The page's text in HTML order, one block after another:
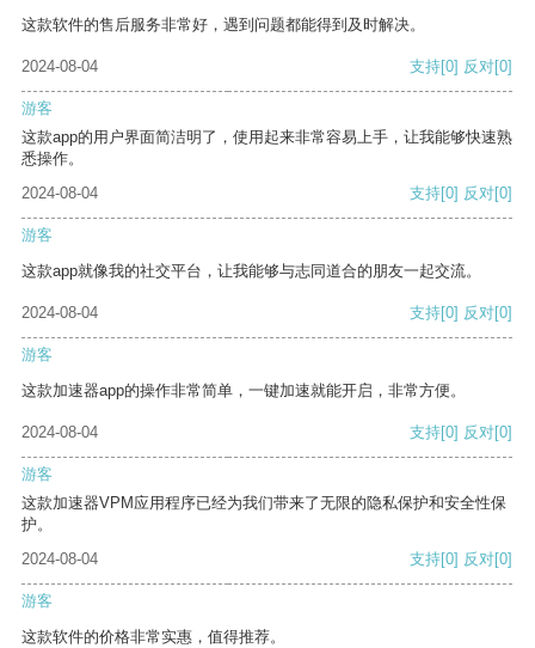
这款软件的售后服务非常好，遇到问题都能得到及时解决。
2024-08-04 支持[0] 反对[0]
游客
这款app的用户界面简洁明了，使用起来非常容易上手，让我能够快速熟
悉操作。
2024-08-04
支持[0] 反对[0]
游客
这款app就像我的社交平台，让我能够与志同道合的朋友一起交流。
2024-08-04 支持[0] 反对[0]
游客
这款加速器app的操作非常简单，一键加速就能开启，非常方便。
2024-08-04 支持[0] 反对[0]
游客
这款加速器VPM应用程序已经为我们带来了无限的隐私保护和安全性保
护。
2024-08-04
支持[0] 反对[0]
游客
这款软件的价格非常实惠，值得推荐。